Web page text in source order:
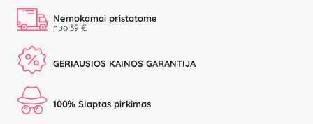
Nemokamai pristatome
nuo 39 €
GERIAUSIOS KAINOS GARANTIJA
100% Slaptas pirkimas